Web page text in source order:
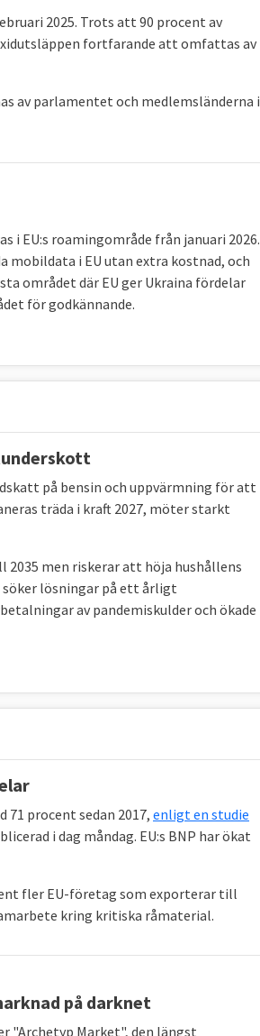
2025. Trots att 90 procent av
fortfarande att omfattas av
av parlamentet och medlemsländerna i
i EU:s roamingområde från januari 2026.
mobildata i EU utan extra kostnad, och
området där EU ger Ukraina fördelar
för godkännande.
på bensin och uppvärmning för att
träda i kraft 2027, möter starkt
men riskerar att höja hushållens
lösningar på ett årligt
av pandemiskulder och ökade
71 procent sedan 2017,enligt en studie
i dag måndag. EU:s BNP har ökat
fler EU-företag som exporterar till
kring kritiska råmaterial.
på darknet
"Archetyp Market", den längst